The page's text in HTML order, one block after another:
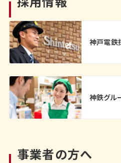
神戸電鉄
神鉄グル
事業者の方へ